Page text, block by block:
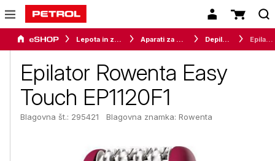
Lepota in zdravje Aparati za osebno nego Depilatorji
Epilator Rowenta Easy
Touch EP1120F1
Blagovna št.: 295421 Blagovna znamka: Rowenta